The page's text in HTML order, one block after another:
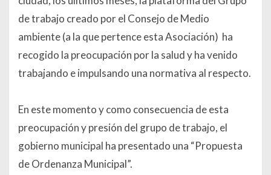
de trabajo creado por el Consejo de Medio
ambiente (a la que pertence esta Asociación) ha
recogido la preocupación por la salud y ha venido
trabajando e impulsando una normativa al respecto.
En este momento y como consecuencia de esta
preocupación y presión del grupo de trabajo, el
gobierno municipal ha presentado una “Propuesta
de Ordenanza Municipal”.